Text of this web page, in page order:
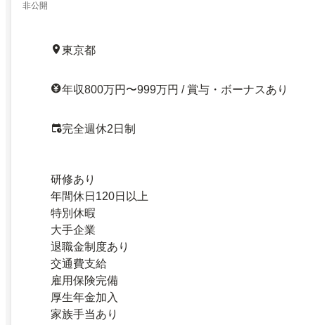
非公開
東京都
年収800万円〜999万円 / 賞与・ボーナスあり
完全週休2日制
研修あり
年間休日120日以上
特別休暇
大手企業
退職金制度あり
交通費支給
雇用保険完備
厚生年金加入
家族手当あり